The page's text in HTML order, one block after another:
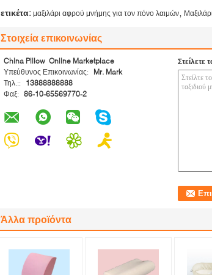
ετικέτα: μαξιλάρι αφρού μνήμης για τον πόνο λαιμών
Στοιχεία επικοινωνίας
China Pillow Online Marketplace
Υπεύθυνος Επικοινωνίας:
Mr. Mark
Τηλ.::
13888888888
Φαξ: 86-10-65569770-2
Στείλετε
Άλλα προϊόντα